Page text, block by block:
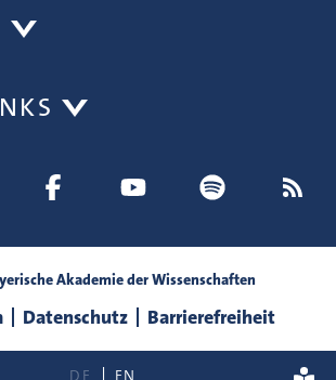
DE EN
Akademie der Wissenschaften
Datenschutz Barrierefreiheit